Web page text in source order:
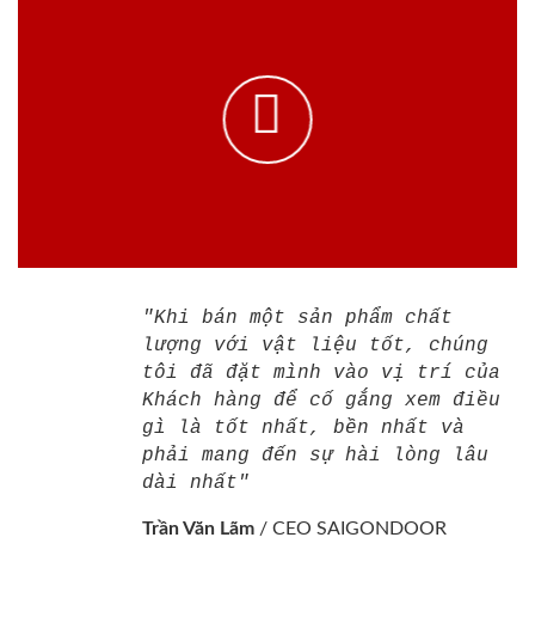
"Khi bán một sản phẩm chất
lượng với vật liệu tốt, chúng
tôi đã đặt mình vào vị trí của
Khách hàng để cố gắng xem điều
gì là tốt nhất, bền nhất và
phải mang đến sự hài lòng lâu
dài nhất"
Trần Văn Lãm / CEO SAIGONDOOR